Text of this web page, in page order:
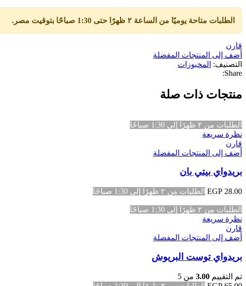
الطلبات متاحة يوميًا من الساعة ٢ ظهرًا حتى 1:30 صباحًا بتوقيت مصر.
قارن
أضف إلى المنتجات المفضلة
التصنيف: المخبوزات
Share:
منتجات ذات صلة
الطلبات من ٢ ظهرًا إلى 1:30 صباحًا
نظرة سريعة
قارن
أضف إلى المنتجات المفضلة
بريدواي بيتي بان
EGP 28.00 الطلبات من ٢ ظهرًا إلى 1:30 صباحًا
الطلبات من ٢ ظهرًا إلى 1:30 صباحًا
نظرة سريعة
قارن
أضف إلى المنتجات المفضلة
بريدواي توست البريوش
تم التقييم 3.00 من 5